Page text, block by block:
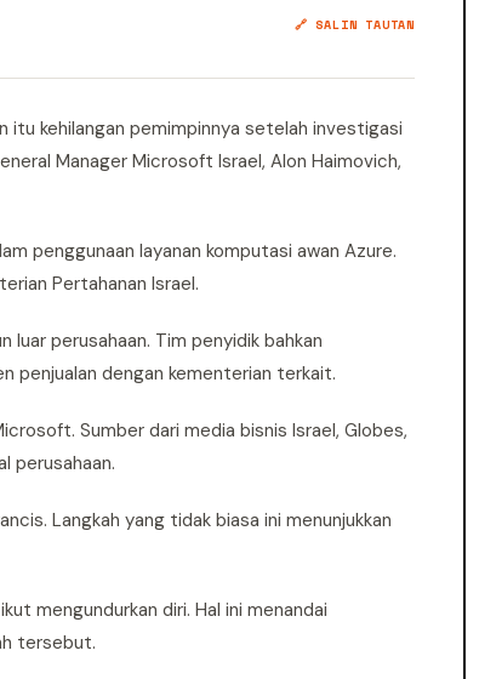
🔗 SALIN TAUTAN
itu kehilangan pemimpinnya setelah investigasi
Manager Microsoft Israel, Alon Haimovich,
penggunaan layanan komputasi awan Azure.
Pertahanan Israel.
perusahaan. Tim penyidik bahkan
penjualan dengan kementerian terkait.
Sumber dari media bisnis Israel, Globes,
perusahaan.
Langkah yang tidak biasa ini menunjukkan
mengundurkan diri. Hal ini menandai
tersebut.